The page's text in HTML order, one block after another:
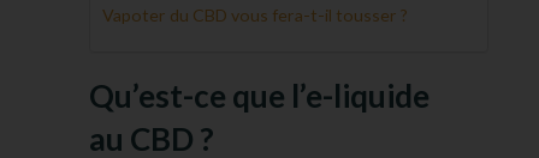
Vapoter du CBD vous fera-t-il tousser ?
Qu’est-ce que l’e-liquide
au CBD ?